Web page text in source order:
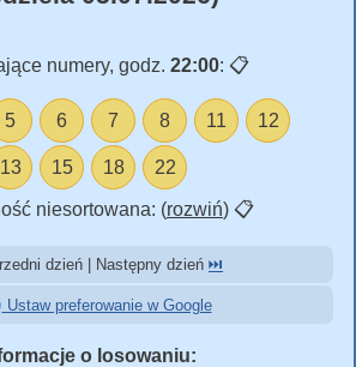
numery, godz. 22:00: 📋
5 6 7 8 11 12
13 15 18 22
niesortowana: (rozwiń) 📋
dzień | Następny dzień ⏭️
Ustaw preferowanie w Google
o losowaniu: